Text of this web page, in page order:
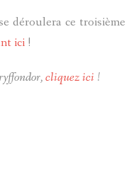
déroulera ce troisième
ici !
cliquez ici !